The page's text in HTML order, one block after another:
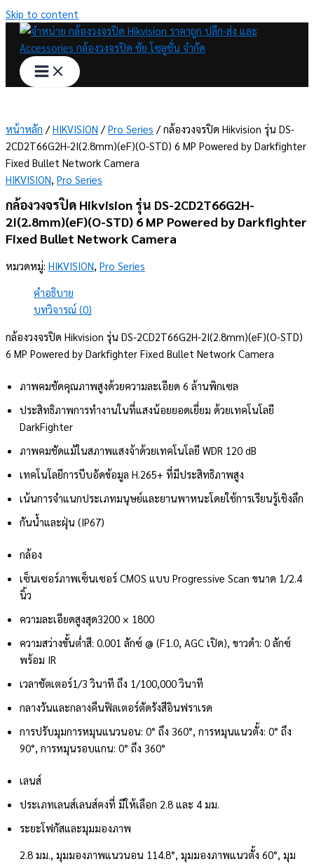
Skip to content
หน้าหลัก /HIKVISION /Pro Series / กล้องวงจรปิด Hikvision รุ่น DS-
2CD2T66G2H-2I(2.8mm)(eF)(O-STD) 6 MP Powered by Darkfighter
Fixed Bullet Network Camera
HIKVISION, Pro Series
กล้องวงจรปิด Hikvision รุ่น DS-2CD2T66G2H-
2I(2.8mm)(eF)(O-STD) 6 MP Powered by Darkfighter
Fixed Bullet Network Camera
หมวดหมู่: HIKVISION Pro Series
คำอธิบาย
บทวิจารณ์ (0)
กล้องวงจรปิด Hikvision รุ่น DS-2CD2T66G2H-2I(2.8mm)(eF)(O-STD)
6 MP Powered by Darkfighter Fixed Bullet Network Camera
ภาพคมชัดคุณภาพสูงด้วยความละเอียด 6 ล้านพิกเซล
ประสิทธิภาพการทำงานในที่แสงน้อยยอดเยี่ยม ด้วยเทคโนโลยี
DarkFighter
ภาพคมชัดแม้ในสภาพแสงจ้าด้วยเทคโนโลยี WDR 120 dB
เทคโนโลยีการบีบอัดข้อมูล H.265+ ที่มีประสิทธิภาพสูง
เน้นการจำแนกประเภทมนุษย์และยานพาหนะโดยใช้การเรียนรู้เชิงลึก
กันน้ำและฝุ่น (IP67)
กล้อง
เซ็นเซอร์ภาพเซ็นเซอร์ CMOS แบบ Progressive Scan ขนาด 1/2.4
นิ้ว
ความละเอียดสูงสุด3200 × 1800
ความสว่างขั้นต่ำสี: 0.001 ลักซ์ @ (F1.0, AGC เปิด), ขาวดำ: 0 ลักซ์
พร้อม IR
เวลาชัตเตอร์1/3 วินาที ถึง 1/100,000 วินาที
กลางวันและกลางคืนฟิลเตอร์ตัดรังสีอินฟราเรด
การปรับมุมการหมุนแนวนอน: 0° ถึง 360°, การหมุนแนวตั้ง: 0° ถึง
90°, การหมุนรอบแกน: 0° ถึง 360°
เลนส์
ประเภทเลนส์เลนส์คงที่ มีให้เลือก 2.8 และ 4 มม.
ระยะโฟกัสและมุมมองภาพ
2.8 มม., มุมมองภาพแนวนอน 114.8°, มุมมองภาพแนวตั้ง 60°, มุม